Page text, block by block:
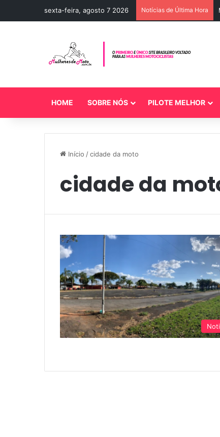
sexta-feira, agosto 7 2026 Notícias de Última Hora
HOME SOBRE NÓS PILOTE MELHOR
Início /cidade da moto
cidade da